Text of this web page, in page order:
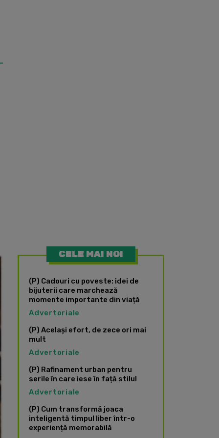
CELE MAI NOI
(P) Cadouri cu poveste: idei de
bijuterii care marchează
momente importante din viață
Advertoriale
(P) Același efort, de zece ori mai
mult
Advertoriale
(P) Rafinament urban pentru
serile în care iese în față stilul
Advertoriale
(P) Cum transformă joaca
inteligentă timpul liber într-o
experiență memorabilă